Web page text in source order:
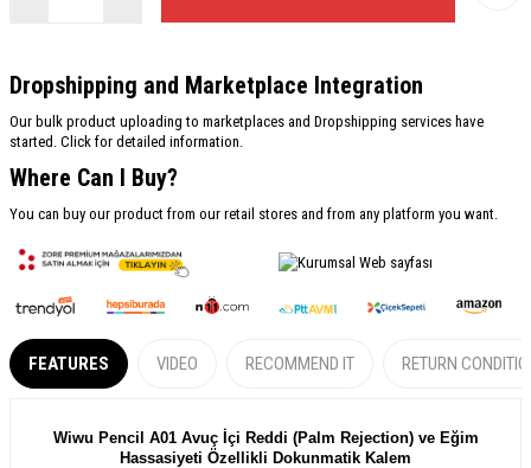
Dropshipping and Marketplace Integration
Our bulk product uploading to marketplaces and Dropshipping services have
started. Click for detailed information.
Where Can I Buy?
You can buy our product from our retail stores and from any platform you want.
FEATURES VIDEO RECOMMEND IT RETURN
Wiwu Pencil A01 Avuç İçi Reddi (Palm Rejection) ve Eğim
Hassasiyeti Özellikli Dokunmatik Kalem